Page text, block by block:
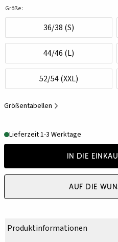
Größe:
36/38 (S)
44/46 (L)
52/54 (XXL)
Größentabellen
Lieferzeit 1-3 Werktage
In die
Auf die
Produktinformationen